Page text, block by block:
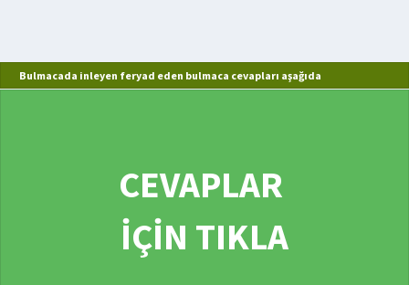
Bulmacada inleyen feryad eden bulmaca cevapları aşağıda
CEVAPLAR
İÇİN TIKLA